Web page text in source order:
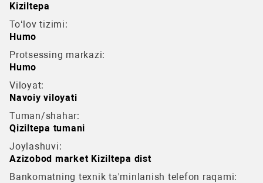
Kiziltepa
To‘lov tizimi:
Humo
Protsessing markazi:
Humo
Viloyat:
Navoiy viloyati
Tuman/shahar:
Qiziltepa tumani
Joylashuvi:
Azizobod market Kiziltepa dist
Bankomatning texnik ta'minlanish telefon raqami: